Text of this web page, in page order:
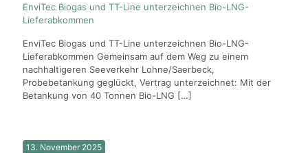
EnviTec Biogas und TT-Line unterzeichnen Bio-LNG-
Lieferabkommen
EnviTec Biogas und TT-Line unterzeichnen Bio-LNG-
Lieferabkommen Gemeinsam auf dem Weg zu einem
nachhaltigeren Seeverkehr Lohne/Saerbeck,
Probebetankung geglückt, Vertrag unterzeichnet: Mit der
Betankung von 40 Tonnen Bio-LNG […]
13. November 2025